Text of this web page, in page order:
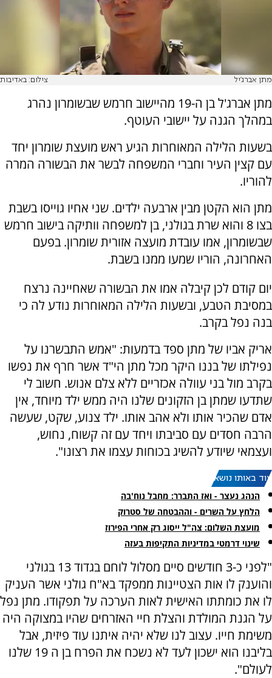
מתן אברג'יל צילום: באדיבות
מתן אברג'ל בן ה-19 מהיישוב חרמש שבשומרון נהרג
במהלך הגנה על יישובי העוטף.
בשעות הלילה המאוחרות הגיע ראש מועצת שומרון יחד
עם קצין העיר וחברי המשפחה לבשר את הבשורה המרה
להוריו.
מתן הוא הקטן מבין ארבעה ילדים. שני אחיו גוייסו בשבת
בצו 8 והוא שרת בגולני, בן למשפחה וותיקה בישוב חרמש
שבשומרון, אמו עובדת מועצה אזורית שומרון. בפעם
האחרונה, הוריו שמעו ממנו בשבת.
יום קודם לכן קיבלה אמו את הבשורה שאחיינה נרצח
במסיבת הטבע, ובשעות הלילה המאוחרות נודע לה כי
בנה נפל בקרב.
אריק אביו של מתן ספד בדמעות: "אמש התבשרנו על
נפילתו של בננו היקר מכל מתן הי"ד אשר חרף את נפשו
בקרב מול בני עוולה אכזריים ללא צלם אנוש. חשוב לי
שתדעו שמתן בן הזקונים שלנו היה ממש ילד מיוחד, אין
אדם שהכיר אותו ולא אהב אותו. ילד צנוע, שקט, שעשה
הרבה חסדים עם סביבתו ויחד עם זה קשוח, נחוש,
ועצמאי שיודע להשיג בכוחות עצמו את רצונו".
עוד באותו נושא:
הנהג נעצר - ואז התברר: מחבל נוח'בה
הלחץ על השרים - וההבטחה של סטרוק
מועצת השלום: צה"ל ייסוג רק אחרי הפירוז
שינוי דרמטי במדיניות התקיפות בעזה
"לפני כ-3 חודשים סיים מסלול לוחם בגדוד 13 בגולני
והוענק לו אות הצטיינות ממפקד בא"ח גולני אשר העניק
לו את כומתתו האישית לאות הערכה על תפקודו. מתן נפל
על הגנת המולדת והצלת חיי האזרחים שהיו במצוקה היה
משימת חייו. עצוב לנו שלא יהיה איתנו עוד פיזית, אבל
בליבנו הוא ישכון לעד לא נשכח את הפרח בן ה 19 שלנו
לעולם".